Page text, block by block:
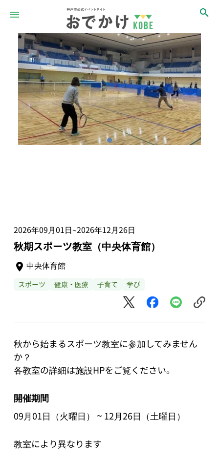
2026年09月01日~2026年12月26日
秋期スポーツ教室（中央体育館）
中央体育館
スポーツ 健康・医療 子育て 学び
秋から始まるスポーツ教室に参加してみません
か？
開催期間
09月01日（火曜日）
~12月26日（土曜日）
教室により異なります